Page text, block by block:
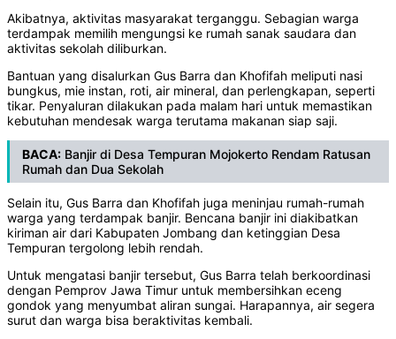
Akibatnya, aktivitas masyarakat terganggu. Sebagian warga
terdampak memilih mengungsi ke rumah sanak saudara dan
aktivitas sekolah diliburkan.
Bantuan yang disalurkan Gus Barra dan Khofifah meliputi nasi
bungkus, mie instan, roti, air mineral, dan perlengkapan, seperti
tikar. Penyaluran dilakukan pada malam hari untuk memastikan
kebutuhan mendesak warga terutama makanan siap saji.
BACA: Banjir di Desa Tempuran Mojokerto Rendam Ratusan
Rumah dan Dua Sekolah
Selain itu, Gus Barra dan Khofifah juga meninjau rumah-rumah
warga yang terdampak banjir. Bencana banjir ini diakibatkan
kiriman air dari Kabupaten Jombang dan ketinggian Desa
Tempuran tergolong lebih rendah.
Untuk mengatasi banjir tersebut, Gus Barra telah berkoordinasi
dengan Pemprov Jawa Timur untuk membersihkan eceng
gondok yang menyumbat aliran sungai. Harapannya, air segera
surut dan warga bisa beraktivitas kembali.